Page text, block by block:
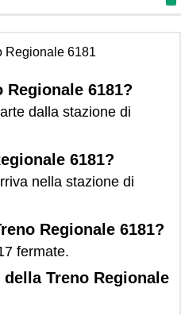
Regionale 6181
Regionale 6181?
dalla stazione di
6181?
nella stazione di
Regionale 6181?
fermate.
Treno Regionale